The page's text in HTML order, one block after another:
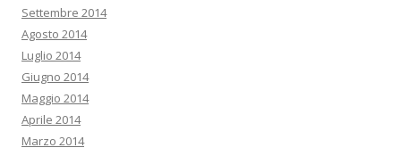
Settembre 2014
Agosto 2014
Luglio 2014
Giugno 2014
Maggio 2014
Aprile 2014
Marzo 2014